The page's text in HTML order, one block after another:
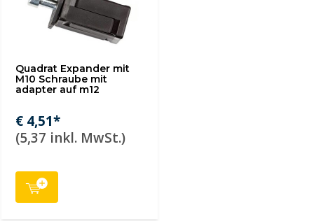
Quadrat Expander mit
M10 Schraube mit
adapter auf m12
€ 4,51*
(5,37 inkl. MwSt.)